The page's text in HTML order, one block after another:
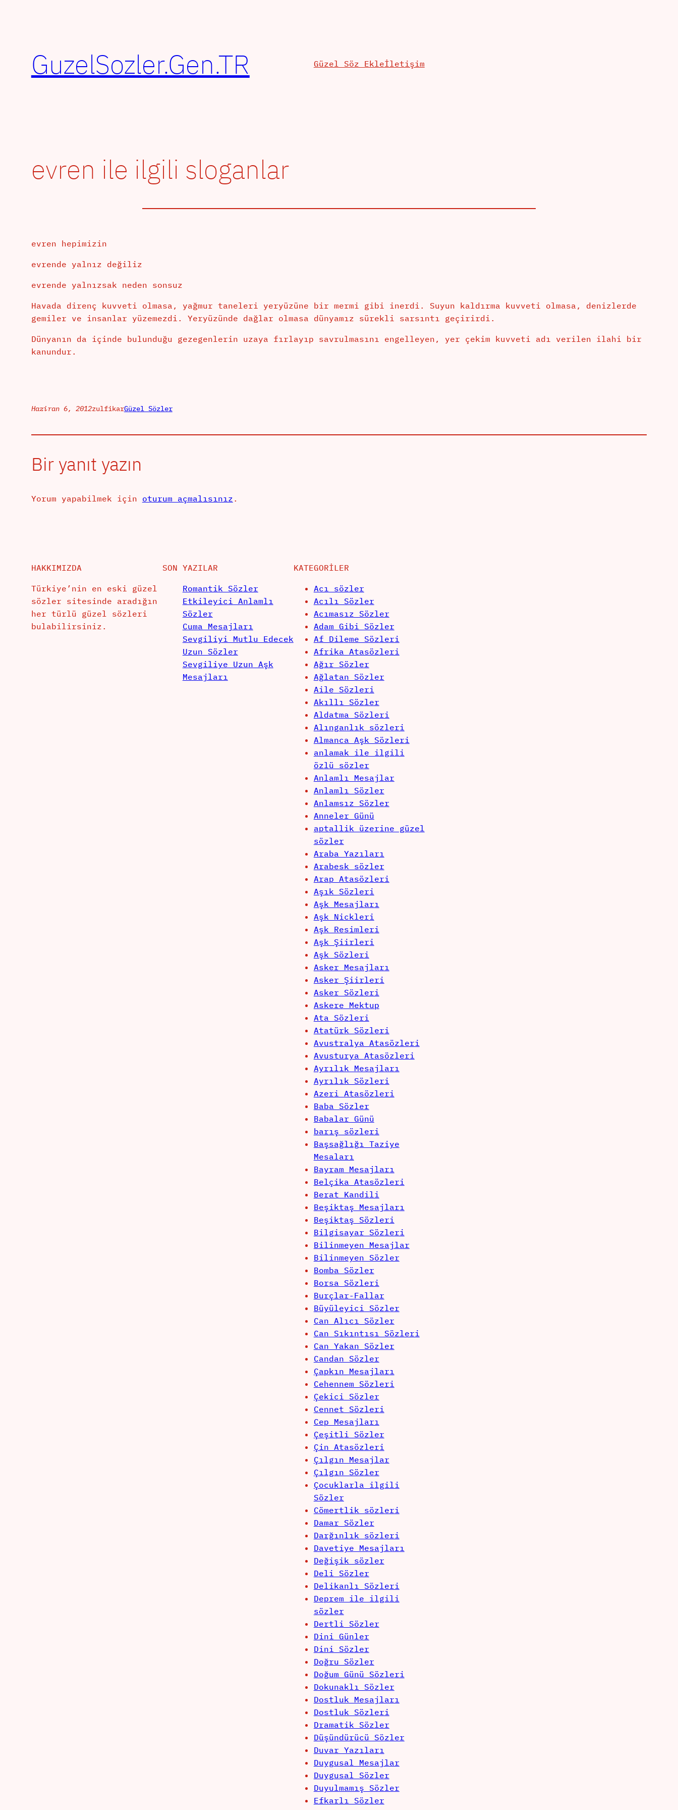
GuzelSozler.Gen.TR Güzel Söz Ekleİletişim
evren ile ilgili sloganlar
evren hepimizin
evrende yalnız değiliz
evrende yalnızsak neden sonsuz
Havada direnç kuvveti olmasa, yağmur taneleri yeryüzüne bir mermi gibi inerdi. Suyun kaldırma kuvveti olmasa, denizlerde
gemiler ve insanlar yüzemezdi. Yeryüzünde dağlar olmasa dünyamız sürekli sarsıntı geçirirdi.
Dünyanın da içinde bulunduğu gezegenlerin uzaya fırlayıp savrulmasını engelleyen, yer çekim kuvveti adı verilen ilahi bir
kanundur.
Haziran 6, 2012zulfikarGüzel Sözler
Bir yanıt yazın
Yorum yapabilmek için oturum açmalısınız .
HAKKIMIZDA
Türkiye’nin en eski güzel
sözler sitesinde aradığın
her türlü güzel sözleri
bulabilirsiniz.
SON YAZILAR
Romantik Sözler
Etkileyici Anlamlı
Sözler
Cuma Mesajları
Sevgiliyi Mutlu Edecek
Uzun Sözler
Sevgiliye Uzun Aşk
Mesajları
KATEGORILER
Acı sözler
Acılı Sözler
Acımasız Sözler
Adam Gibi Sözler
Af Dileme Sözleri
Afrika Atasözleri
Ağır Sözler
Ağlatan Sözler
Aile Sözleri
Akıllı Sözler
Aldatma Sözleri
Alınganlık sözleri
Almanca Aşk Sözleri
anlamak ile ilgili
özlü sözler
Anlamlı Mesajlar
Anlamlı Sözler
Anlamsız Sözler
Anneler Günü
aptallik üzerine güzel
sözler
Araba Yazıları
Arabesk sözler
Arap Atasözleri
Aşık Sözleri
Aşk Mesajları
Aşk Nickleri
Aşk Resimleri
Aşk Şiirleri
Aşk Sözleri
Asker Mesajları
Asker Şiirleri
Asker Sözleri
Askere Mektup
Ata Sözleri
Atatürk Sözleri
Avustralya Atasözleri
Avusturya Atasözleri
Ayrılık Mesajları
Ayrılık Sözleri
Azeri Atasözleri
Baba Sözler
Babalar Günü
barış sözleri
Başsağlığı Taziye
Mesaları
Bayram Mesajları
Belçika Atasözleri
Berat Kandili
Beşiktaş Mesajları
Beşiktaş Sözleri
Bilgisayar Sözleri
Bilinmeyen Mesajlar
Bilinmeyen Sözler
Bomba Sözler
Borsa Sözleri
Burçlar-Fallar
Büyüleyici Sözler
Can Alıcı Sözler
Can Sıkıntısı Sözleri
Can Yakan Sözler
Candan Sözler
Çapkın Mesajları
Cehennem Sözleri
Çekici Sözler
Cennet Sözleri
Cep Mesajları
Çeşitli Sözler
Çin Atasözleri
Çılgın Mesajlar
Çılgın Sözler
Çocuklarla ilgili
Sözler
Cömertlik sözleri
Damar Sözler
Darğınlık sözleri
Davetiye Mesajları
Değişik sözler
Deli Sözler
Delikanlı Sözleri
Deprem ile ilgili
sözler
Dertli Sözler
Dini Günler
Dini Sözler
Doğru Sözler
Doğum Günü Sözleri
Dokunaklı Sözler
Dostluk Mesajları
Dostluk Sözleri
Dramatik Sözler
Düşündürücü Sözler
Duvar Yazıları
Duygusal Mesajlar
Duygusal Sözler
Duyulmamış Sözler
Efkarlı Sözler